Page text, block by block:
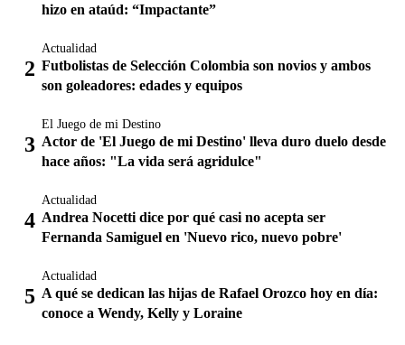
hizo en ataúd: “Impactante”
Actualidad
Futbolistas de Selección Colombia son novios y ambos
son goleadores: edades y equipos
El Juego de mi Destino
Actor de 'El Juego de mi Destino' lleva duro duelo desde
hace años: "La vida será agridulce"
Actualidad
Andrea Nocetti dice por qué casi no acepta ser
Fernanda Samiguel en 'Nuevo rico, nuevo pobre'
Actualidad
A qué se dedican las hijas de Rafael Orozco hoy en día:
conoce a Wendy, Kelly y Loraine